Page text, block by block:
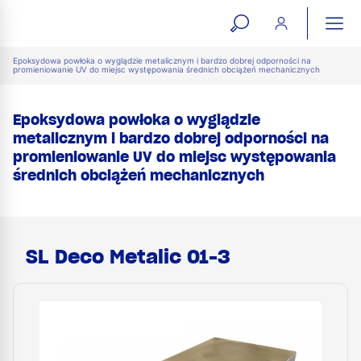
open
search
Epoksydowa powłoka o wyglądzie metalicznym i bardzo dobrej odporności na
promieniowanie UV do miejsc występowania średnich obciążeń mechanicznych
Epoksydowa powłoka o wyglądzie
metalicznym i bardzo dobrej odporności na
promieniowanie UV do miejsc występowania
średnich obciążeń mechanicznych
SL Deco Metalic 01-3